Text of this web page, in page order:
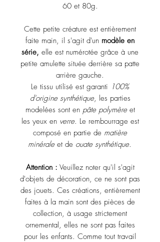
60 et 80g.
Cette petite créature est entièrement
faite main, il s'agit d'un modèle en
série, elle est numérotée grâce à une
petite amulette située derrière sa patte
arrière gauche.
Le tissu utilisé est garanti 100%
d'origine synthétique, les parties
modelées sont enpâte polymèreet
les yeux en verre. Le rembourrage est
composé en partie de matière
minéraleet de ouate synthétique.
Attention : Veuillez noter qu'il s'agit
d'objets de décoration, ce ne sont pas
des jouets. Ces créations, entièrement
faites à la main sont des pièces de
collection, à usage strictement
ornemental, elles ne sont pas faites
pour les enfants. Comme tout travail